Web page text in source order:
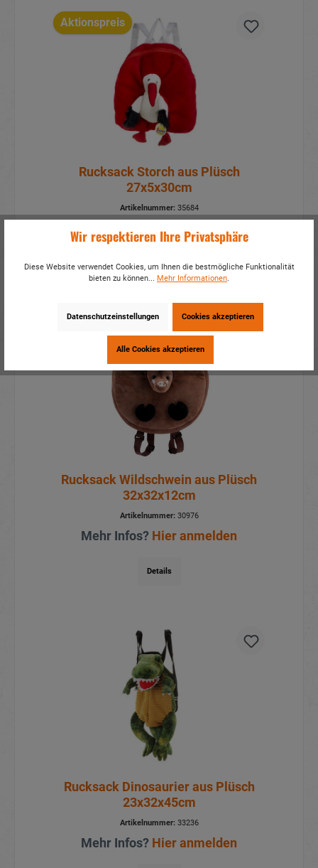
Aktionspreis
Rucksack Storch aus Plüsch
27x5x30cm
Artikelnummer:35684
Mehr Infos? Hier anmelden
Details
Rucksack Wildschwein aus Plüsch
32x32x12cm
Artikelnummer:30976
Mehr Infos? Hier anmelden
Details
Rucksack Dinosaurier aus Plüsch
23x32x45cm
Artikelnummer:33236
Mehr Infos? Hier anmelden
Wir respektieren Ihre Privatsphäre
Diese Website verwendet Cookies, um Ihnen die bestmögliche Funktionalität
bieten zu können... Mehr Informationen.
Datenschutzeinstellungen Cookies akzeptieren
Alle Cookies akzeptieren